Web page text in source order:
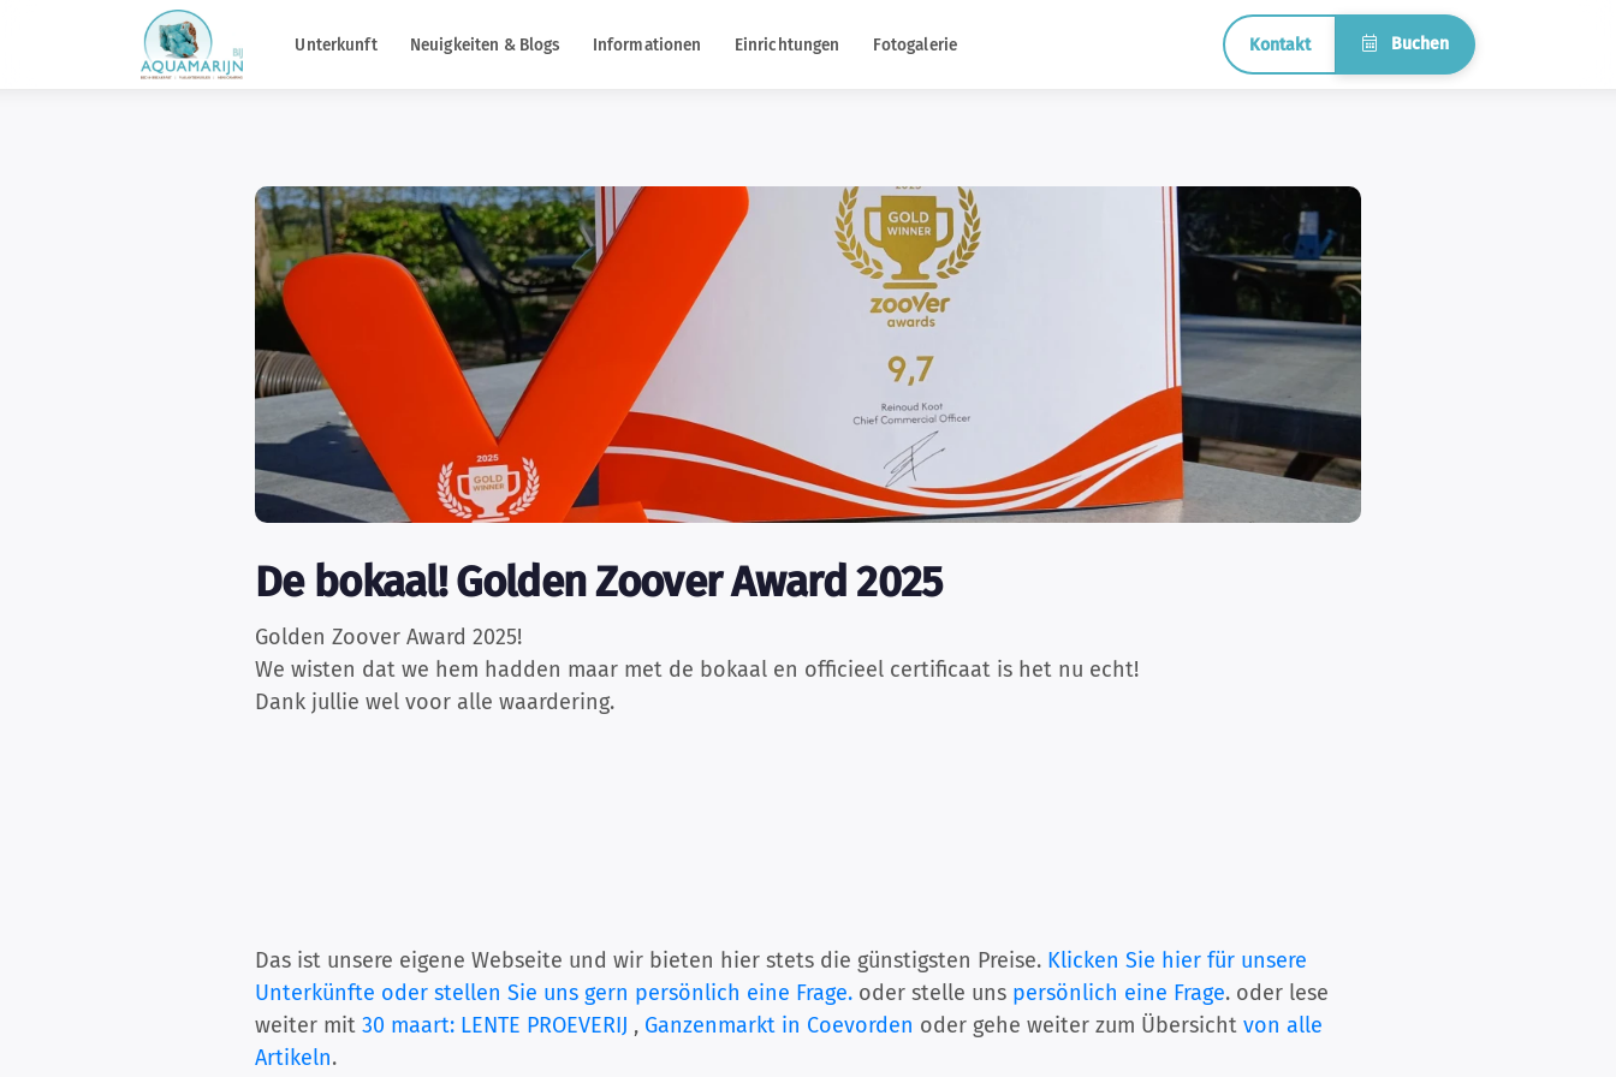
Unterkunft Neuigkeiten & Blogs Informationen Einrichtungen Fotogalerie Kontakt Buchen
De bokaal! Golden Zoover Award 2025
Golden Zoover Award 2025!
We wisten dat we hem hadden maar met de bokaal en officieel certificaat is het nu echt!
Dank jullie wel voor alle waardering.
Das ist unsere eigene Webseite und wir bieten hier stets die günstigsten Preise. Klicken Sie hier für unsere
Unterkünfte oder stellen Sie uns gern persönlich eine Frage. oder stelle uns persönlich eine Frage. oder lese
weiter mit 30 maart: LENTE PROEVERIJ , Ganzenmarkt in Coevorden oder gehe weiter zum Übersicht von alle
Artikeln.